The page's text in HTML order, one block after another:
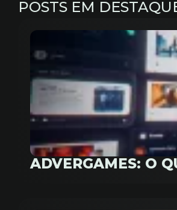
POSTS EM
ADVERGAMES: O